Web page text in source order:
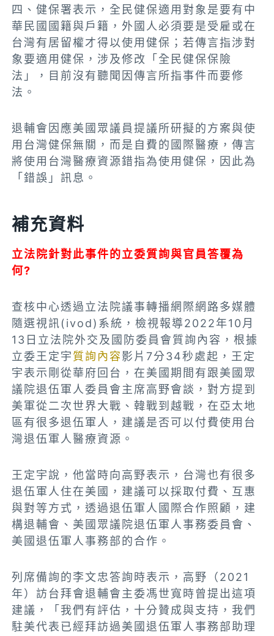
四、健保署表示，全民健保適用對象是要有中
華民國國籍與戶籍，外國人必須要是受雇或在
台灣有居留權才得以使用健保；若傳言指涉對
象要適用健保，涉及修改「全民健保保險
法」，目前沒有聽聞因傳言所指事件而要修
法。
退輔會因應美國眾議員提議所研擬的方案與使
用台灣健保無關，而是自費的國際醫療，傳言
將使用台灣醫療資源錯指為使用健保，因此為
「錯誤」訊息。
補充資料
立法院針對此事件的立委質詢與官員答覆為
何?
查核中心透過立法院議事轉播網際網路多媒體
隨選視訊(ivod)系統，檢視報導2022年10月
13日立法院外交及國防委員會質詢內容，根據
立委王定宇質詢內容影片7分34秒處起，王定
宇表示剛從華府回台，在美國期間有跟美國眾
議院退伍軍人委員會主席高野會談，對方提到
美軍從二次世界大戰、韓戰到越戰，在亞太地
區有很多退伍軍人，建議是否可以付費使用台
灣退伍軍人醫療資源。
王定宇說，他當時向高野表示，台灣也有很多
退伍軍人住在美國，建議可以採取付費、互惠
與對等方式，透過退伍軍人國際合作照顧，建
構退輔會、美國眾議院退伍軍人事務委員會、
美國退伍軍人事務部的合作。
列席備詢的李文忠答詢時表示， 高野（2021
年）訪台拜會退輔會主委馮世寬時曾提出這項
建議，「我們有評估，十分贊成與支持，我們
駐美代表已經拜訪過美國退伍軍人事務部助理